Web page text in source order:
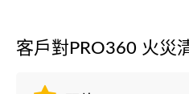
客戶對PRO360 火災